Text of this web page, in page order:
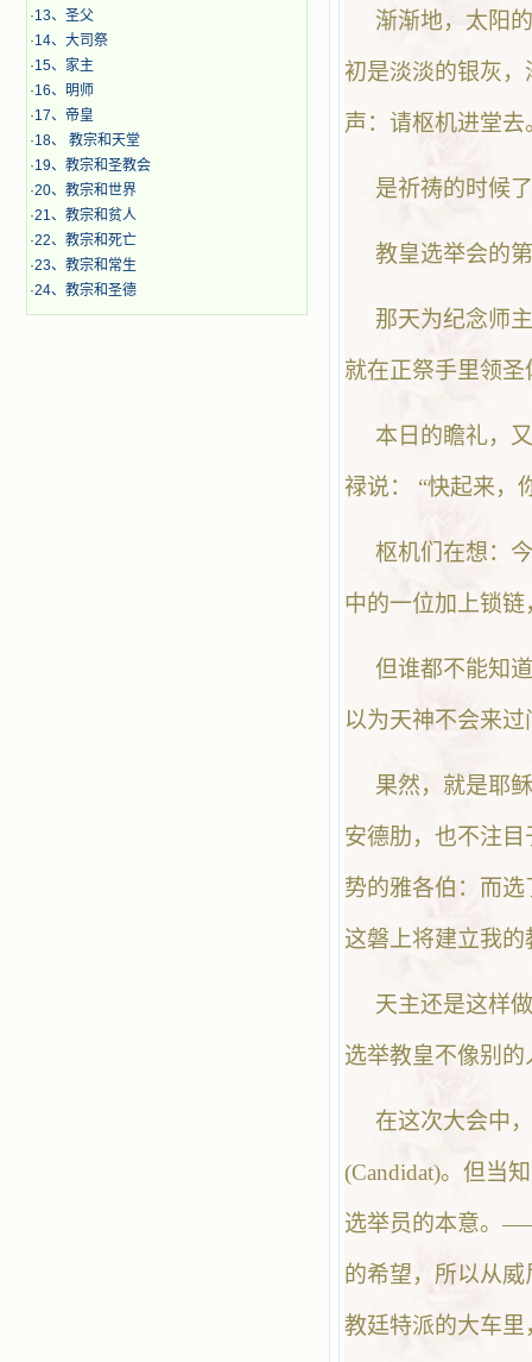
·13、圣父
·14、大司祭
·15、家主
·16、明师
·17、帝皇
·18、 教宗和天堂
·19、教宗和圣教会
·20、教宗和世界
·21、教宗和贫人
·22、教宗和死亡
·23、教宗和常生
·24、教宗和圣德
渐渐地，太阳
初是淡淡的银灰
声：请枢机进堂去
是祈祷的时候
教皇选举会的
那天为纪念师
就在正祭手里领圣
本日的瞻礼，
禄说： “快起来，
枢机们在想：
中的一位加上锁
但谁都不能知
以为天神不会来
果然，就是耶
安德肋，也不注
势的雅各伯：而
这磐上将建立我的
天主还是这样
选举教皇不像别
在这次大会中
(Candidat)。但当
选举员的本意。
的希望，所以从
教廷特派的大车